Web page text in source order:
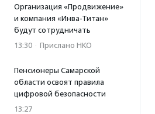
Организация «Продвижение»
и компания «Инва-Титан»
будут сотрудничать
13:30 · Прислано НКО
Пенсионеры Самарской
области освоят правила
цифровой безопасности
13:27